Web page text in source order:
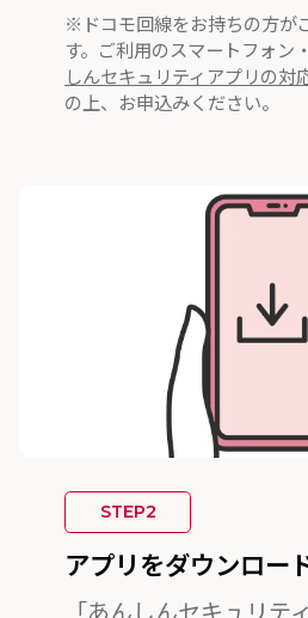
※ドコモ回線をお持ちの方が
す。ご利用のスマートフォン
しんセキュリティアプリの対
の上、お申込みください。
STEP2
アプリをダウンロー
「あんしんセキュリテ